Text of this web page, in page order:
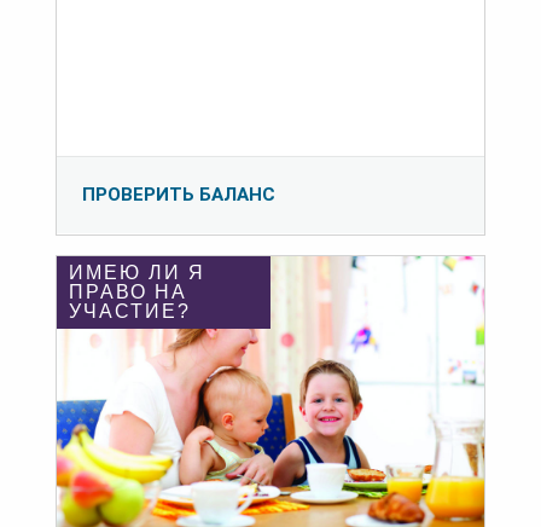
ПРОВЕРИТЬ БАЛАНС
ИМЕЮ ЛИ Я
ПРАВО НА
УЧАСТИЕ?